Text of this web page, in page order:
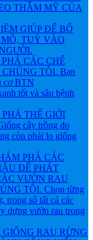
THẪM MỸ CỦA
GIÚP ĐỂ BỔ
TUỲ VÀO
CÁC CHẾ
TÔI. Bạn
cơ BTN
tốt và sâu bệnh
THẾ GIỚI
cây trồng do
còn phải lo giống
PHÁ CÁC
ĐỂ PHÁT
VƯỜN RAU
TÔI. Chọn từng
trong số tất cả các
dựng vườn rau trong
RAU RỪNG